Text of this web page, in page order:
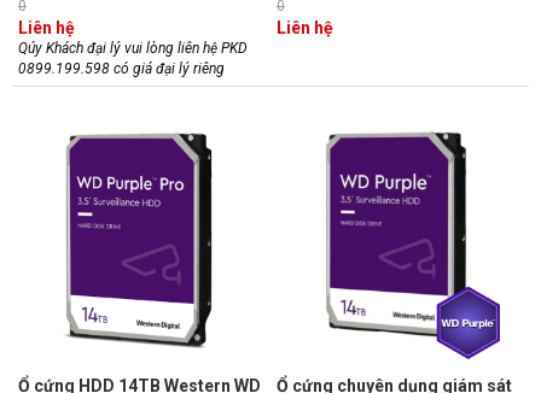
3/ 256MB Cache/ 7200RPM
dòng ổ cứng chuyên dụng cho
camera,(chính hãng)
0
Liên hệ
Qúy Khách đại lý vui lòng liên hệ PKD
0899.199.598 có giá đại lý riêng
WD141PURP, 512MB Cache,
7200RPM
0
Liên hệ
Ổ cứng HDD 14TB Western WD
Ổ cứng chuyên dụng giám sát